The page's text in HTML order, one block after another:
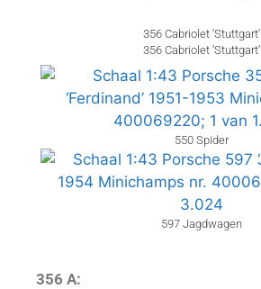
356 Cabriolet ‘Stuttgart’
356 Cabriolet ‘Stuttgart’
550 Spider
597 Jagdwagen
356 A: